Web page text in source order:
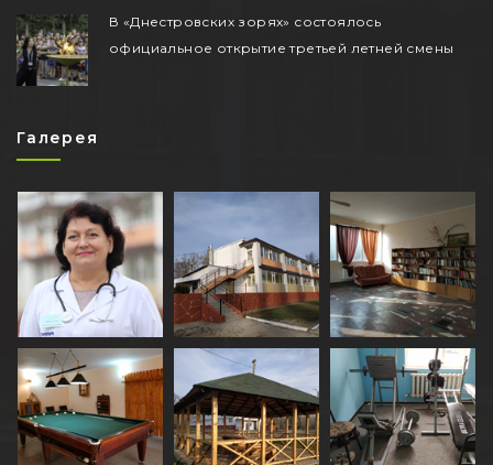
В «Днестровских зорях» состоялось
официальное открытие третьей летней смены
Галерея